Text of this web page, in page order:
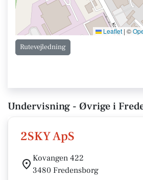
Leaflet | ©
Rutevejledning
Undervisning - Øvrige i
2SKY ApS
Kovangen 422
3480 Fredensborg